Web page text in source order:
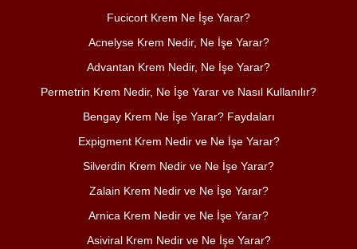
Fucicort Krem Ne İşe Yarar?
Acnelyse Krem Nedir, Ne İşe Yarar?
Advantan Krem Nedir, Ne İşe Yarar?
Permetrin Krem Nedir, Ne İşe Yarar ve Nasıl Kullanılır?
Bengay Krem Ne İşe Yarar? Faydaları
Expigment Krem Nedir ve Ne İşe Yarar?
Silverdin Krem Nedir ve Ne İşe Yarar?
Zalain Krem Nedir ve Ne İşe Yarar?
Arnica Krem Nedir ve Ne İşe Yarar?
Asiviral Krem Nedir ve Ne İşe Yarar?